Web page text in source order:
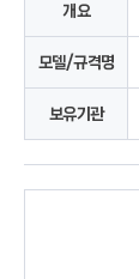
개요
모델/규격명
보유기관